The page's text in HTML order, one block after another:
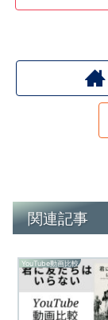
関連記事
YouTube動画比較